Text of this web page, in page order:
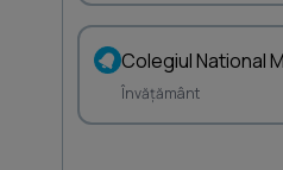
Colegiul National
Învățământ